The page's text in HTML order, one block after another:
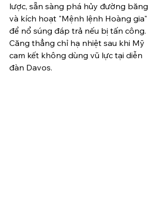
lược, sẵn sàng phá hủy đường băng
và kích hoạt "Mệnh lệnh Hoàng gia"
để nổ súng đáp trả nếu bị tấn công.
Căng thẳng chỉ hạ nhiệt sau khi Mỹ
cam kết không dùng vũ lực tại diễn
đàn Davos.